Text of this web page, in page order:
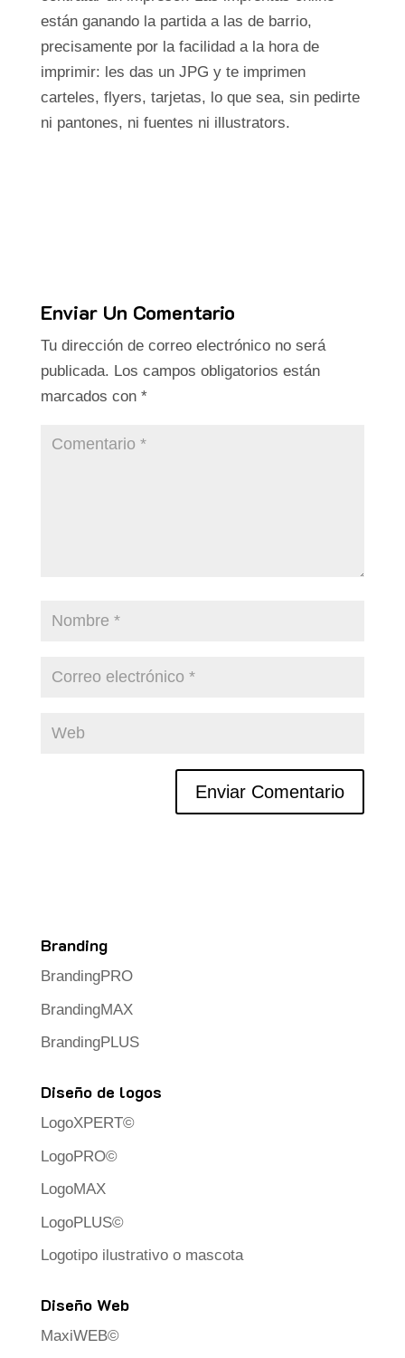
están ganando la partida a las de barrio,
precisamente por la facilidad a la hora de
imprimir: les das un JPG y te imprimen
carteles, flyers, tarjetas, lo que sea, sin pedirte
ni pantones, ni fuentes ni illustrators.
Enviar Un Comentario
Tu dirección de correo electrónico no será
publicada. Los campos obligatorios están
marcados con *
Branding
BrandingPRO
BrandingMAX
BrandingPLUS
Diseño de logos
LogoXPERT©
LogoPRO©
LogoMAX
LogoPLUS©
Logotipo ilustrativo o mascota
Diseño Web
MaxiWEB©